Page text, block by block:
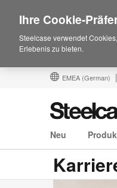
EMEA (German)
Neu
Ihre Cookie-
Steelcase verwendet
Erlebenis zu bieten.